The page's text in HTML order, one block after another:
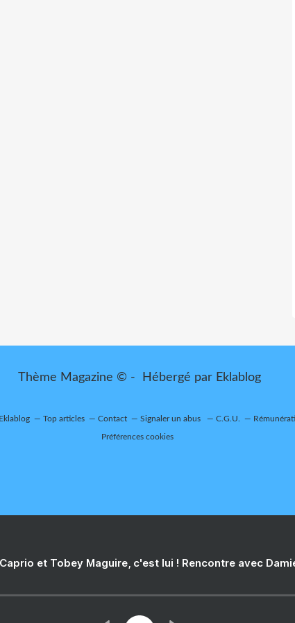
Thème Magazine © - Hébergé par Eklablog
Top articles Contact Signaler un abus C.G.U.
Préférences cookies
et Tobey Maguire, c'est lui ! Rencontre avec